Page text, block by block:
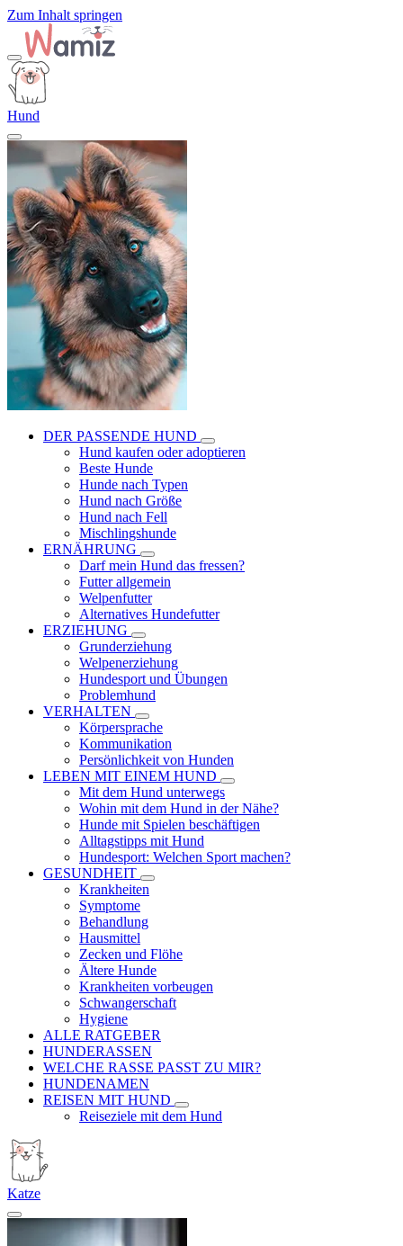
Zum Inhalt springen
Hund
DER PASSENDE HUND
Hund kaufen oder adoptieren
Beste Hunde
Hunde nach Typen
Hund nach Größe
Hund nach Fell
Mischlingshunde
ERNÄHRUNG
Darf mein Hund das fressen?
Futter allgemein
Welpenfutter
Alternatives Hundefutter
ERZIEHUNG
Grunderziehung
Welpenerziehung
Hundesport und Übungen
Problemhund
VERHALTEN
Körpersprache
Kommunikation
Persönlichkeit von Hunden
LEBEN MIT EINEM HUND
Mit dem Hund unterwegs
Wohin mit dem Hund in der Nähe?
Hunde mit Spielen beschäftigen
Alltagstipps mit Hund
Hundesport: Welchen Sport machen?
GESUNDHEIT
Krankheiten
Symptome
Behandlung
Hausmittel
Zecken und Flöhe
Ältere Hunde
Krankheiten vorbeugen
Schwangerschaft
Hygiene
ALLE RATGEBER
HUNDERASSEN
WELCHE RASSE PASST ZU MIR?
HUNDENAMEN
REISEN MIT HUND
Reiseziele mit dem Hund
Katze